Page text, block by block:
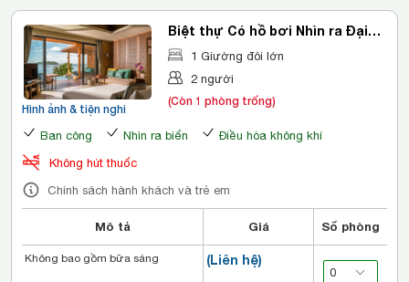
Hình ảnh & tiện nghi
Biệt thự Có hồ bơi Nhìn ra Đại
dương1 Giường đôi lớn
2 người
(Còn 1 phòng trống)
Ban công Nhìn ra biển
Điều hòa không khí
Không hút thuốc
Chính sách hành khách và trẻ em
Mô tả Giá Số phòng
(Liên hệ)
Không bao gồm bữa sáng